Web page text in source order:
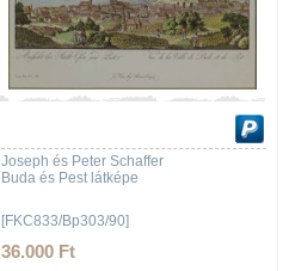
Joseph és Peter Schaffer
Buda és Pest látképe
[FKC833/Bp303/90]
36.000 Ft